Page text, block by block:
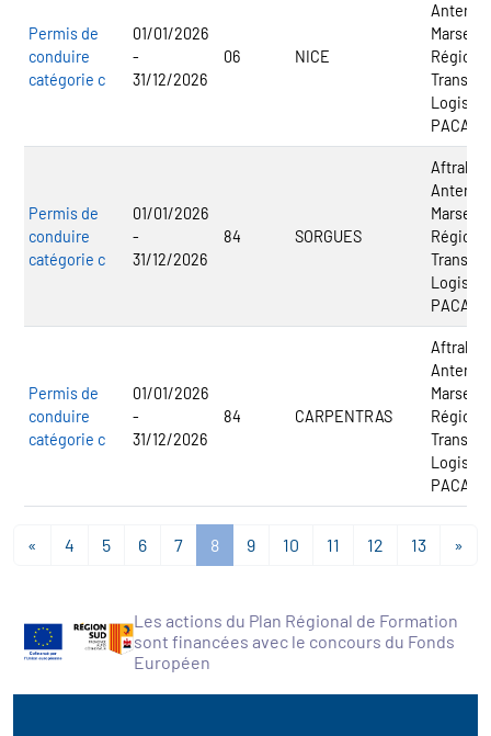
Permis de
conduire
catégorie c
01/01/2026
-
31/12/2026
06 NICE
Antenne
Régional
PACA
Permis de
conduire
catégorie c
01/01/2026
-
31/12/2026
84 SORGUES
Aftral -
Antenne
Régional
PACA
Permis de
conduire
catégorie c
01/01/2026
-
31/12/2026
84 CARPENTRAS
Aftral -
Antenne
Régional
PACA
« 4 5 6 7 8 9 10 11 12 13 »
Les actions du Plan Régional de Formation
sont financées avec le concours du Fonds
Européen